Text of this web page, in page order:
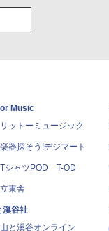
Music
リットーミュージック
楽器探そう!デジマート
TシャツPOD T-OD
立東舎
溪谷社
山と溪谷オンライン